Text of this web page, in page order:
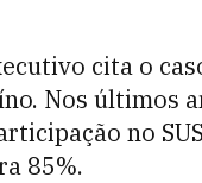
cita o
Nos últimos
no
85%.